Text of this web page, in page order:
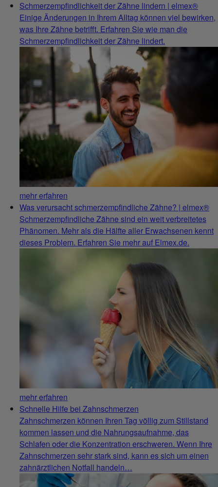
Schmerzempfindlichkeit der Zähne lindern | elmex®
Einige Änderungen in Ihrem Alltag können viel bewirken,
was Ihre Zähne betrifft. Erfahren Sie wie man die
Schmerzempfindlichkeit der Zähne lindert.
mehr erfahren
Was verursacht schmerzempfindliche Zähne? | elmex®
Schmerzempfindliche Zähne sind ein weit verbreitetes
Phänomen. Mehr als die Hälfte aller Erwachsenen kennt
dieses Problem. Erfahren Sie mehr auf Elmex.de.
mehr erfahren
Schnelle Hilfe bei Zahnschmerzen
Zahnschmerzen können Ihren Tag völlig zum Stillstand
kommen lassen und die Nahrungsaufnahme, das
Schlafen oder die Konzentration erschweren. Wenn Ihre
Zahnschmerzen sehr stark sind, kann es sich um einen
zahnärztlichen Notfall handeln…